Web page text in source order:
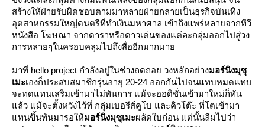
สร้างให้ฝ่ายรับผิดชอบตามมาหลายฝ่ายกลายเป็นธุรกิจบันเทิง
อุตสาหกรรมใหญ่ดนตรีที่ทำเงินมหาศาล เข้าถึงแพร่หลายจากทีวี
หนังสือ โฆษณา จากดาราหรือดาวเด่นของแต่ละกลุ่มออกไปสู่วง
การหลายๆในครอบคลุมไปถึงสื่ออีกมากมา
มาที่ hello project กำลังอยู่ในช่วงถดถอย วงหลักอย่างมอร์นิงมุซุ
เมะเองก็ประสบสมาชิกรุ่นอายุ 20-24 ออกกันไปจนแทบหมดแทบ
จะทดแทนเสริมเข้ามาไม่ทันการ แม้จะออดิชั่นเข้ามาใหม่ก็ทัน
ล้ว แม้จะตั้งหวังไว้ที่ กลุ่มเบอรีส์คูโบ และคิวโต๊ะ ที่โตเข้ามา
ทนขึ้นทันมารอให้มอร์นิงมุซุเมะผลัดใบก่อน แต่นั้นลืมไปว่า